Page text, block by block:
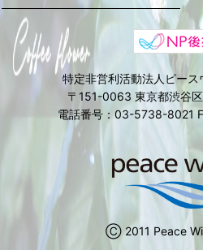
特定非営利活動法人ピース
〒151-0063 東京都渋谷
電話番号：03-5738-8021
Ⓒ 2011 Peace